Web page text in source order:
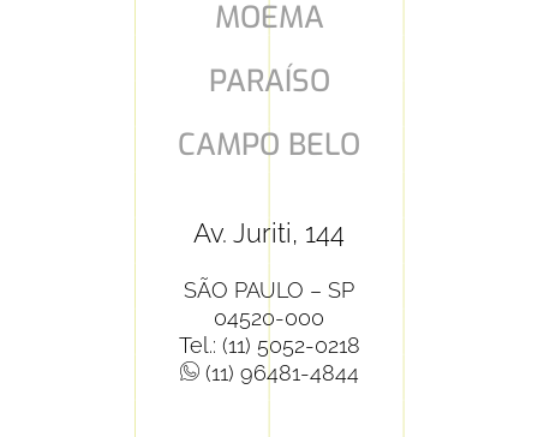
MOEMA
PARAÍSO
CAMPO BELO
Av. Juriti, 144
SÃO PAULO – SP
04520-000
Tel.: (11) 5052-0218
(11) 96481-4844